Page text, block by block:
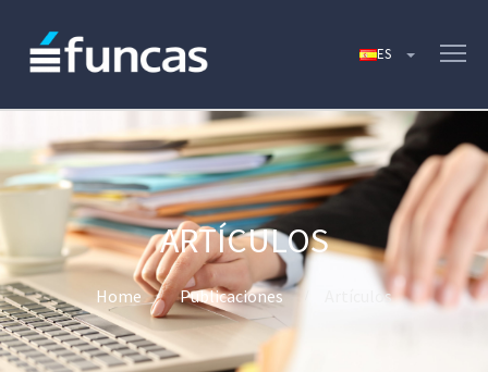
ARTÍCULOS
Home Publicaciones Artículos